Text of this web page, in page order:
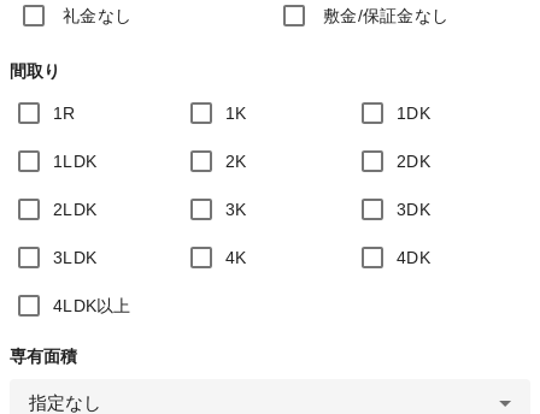
礼金なし 敷金/保証金なし
間取り
1R 1K 1DK
1LDK 2K 2DK
2LDK 3K 3DK
3LDK 4K 4DK
4LDK以上
専有面積
指定なし